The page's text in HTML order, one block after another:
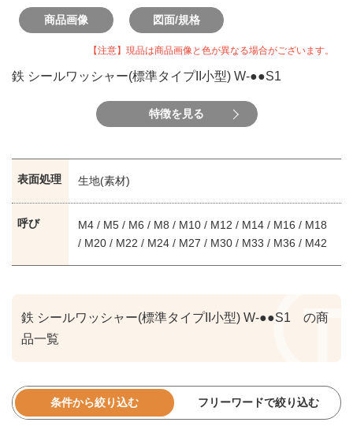
商品画像 図面/規格
【注意】現品は商品画像と色が異なる場合がございます。
鉄 シールワッシャー(標準タイプII小型) W-●●S1
特徴を見る
表面処理 生地(素材)
呼び
M4 / M5 / M6 / M8 / M10 / M12 / M14 / M16 / M18
/ M20 / M22 / M24 / M27 / M30 / M33 / M36 / M42
鉄 シールワッシャー(標準タイプII小型) W-●●S1 の商
品一覧
条件から絞り込む フリーワードで絞り込む